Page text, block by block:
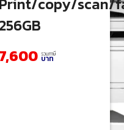
256GB
7,600 รวมภาษี
บาท